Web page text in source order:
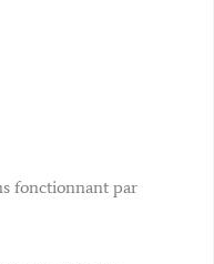
fonctionnant par